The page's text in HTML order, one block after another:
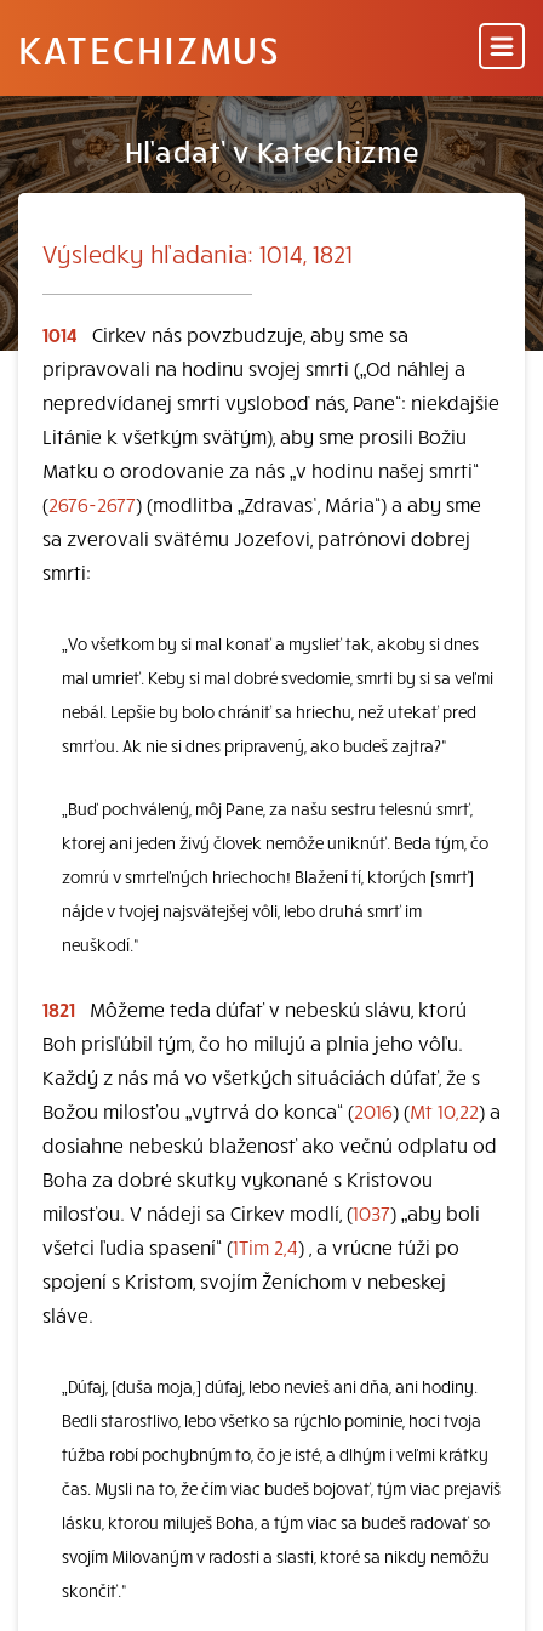
KATECHIZMUS
Hľadať v Katechizme
Výsledky hľadania: 1014, 1821
1014
Cirkev nás povzbudzuje, aby sme sa
pripravovali na hodinu svojej smrti („Od náhlej a
nepredvídanej smrti vysloboď nás, Pane“: niekdajšie
Litánie k všetkým svätým), aby sme prosili Božiu
Matku o orodovanie za nás „v hodinu našej smrti“
(2676-2677) (modlitba „Zdravas’, Mária“) a aby sme
sa zverovali svätému Jozefovi, patrónovi dobrej
smrti:
„Vo všetkom by si mal konať a myslieť tak, akoby si dnes
mal umrieť. Keby si mal dobré svedomie, smrti by si sa veľmi
nebál. Lepšie by bolo chrániť sa hriechu, než utekať pred
smrťou. Ak nie si dnes pripravený, ako budeš zajtra?“
„Buď pochválený, môj Pane, za našu sestru telesnú smrť,
ktorej ani jeden živý človek nemôže uniknúť. Beda tým, čo
zomrú v smrteľných hriechoch! Blažení tí, ktorých [smrť]
nájde v tvojej najsvätejšej vôli, lebo druhá smrť im
neuškodí.“
1821
Môžeme teda dúfať v nebeskú slávu, ktorú
Boh prisľúbil tým, čo ho milujú a plnia jeho vôľu.
Každý z nás má vo všetkých situáciách dúfať, že s
Božou milosťou „vytrvá do konca“ (2016) (Mt 10,22) a
dosiahne nebeskú blaženosť ako večnú odplatu od
Boha za dobré skutky vykonané s Kristovou
milosťou. V nádeji sa Cirkev modlí, (1037) „aby boli
všetci ľudia spasení“ (1Tim 2,4) , a vrúcne túži po
spojení s Kristom, svojím Ženíchom v nebeskej
sláve.
„Dúfaj, [duša moja,] dúfaj, lebo nevieš ani dňa, ani hodiny.
Bedli starostlivo, lebo všetko sa rýchlo pominie, hoci tvoja
túžba robí pochybným to, čo je isté, a dlhým i veľmi krátky
čas. Mysli na to, že čím viac budeš bojovať, tým viac prejavíš
lásku, ktorou miluješ Boha, a tým viac sa budeš radovať so
svojím Milovaným v radosti a slasti, ktoré sa nikdy nemôžu
skončiť.“